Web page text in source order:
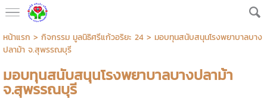
หน้าแรก > กิจกรรม มูลนิธิศรีแก้วอริยะ 24> มอบทุนสนับสนุนโรงพยาบาลบาง
ปลาม้า จ.สุพรรณบุรี
มอบทุนสนับสนุนโรงพยาบาลบางปลาม้า
จ.สุพรรณบุรี